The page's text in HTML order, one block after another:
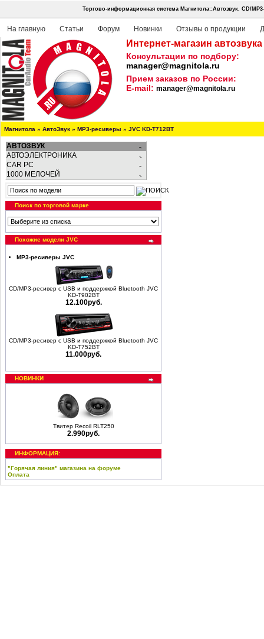
Торгово-информационная система Магнитола::Автозвук. CD/
На главную Статьи Форум Новинки Отзывы о продукции
Интернет-магазин
Консультации по подбору:
manager@magnitola.ru
Прием заказов по России:
E-mail: manager@magnitola.ru
Магнитола » АвтоЗвук » MP3-ресиверы » JVC KD-T712BT
АВТОЗВУК
АВТОЭЛЕКТРОНИКА
CAR PC
1000 МЕЛОЧЕЙ
Поиск по торговой марке
Похожие модели JVC
MP3-ресиверы JVC
CD/MP3-ресивер с USB и поддержкой Bluetooth JVC
KD-T902BT
12.100руб.
CD/MP3-ресивер с USB и поддержкой Bluetooth JVC
KD-T752BT
11.000руб.
НОВИНКИ
Твитер Recoil RLT250
2.990руб.
ИНФОРМАЦИЯ:
"Горячая линия" магазина на форуме
Оплата